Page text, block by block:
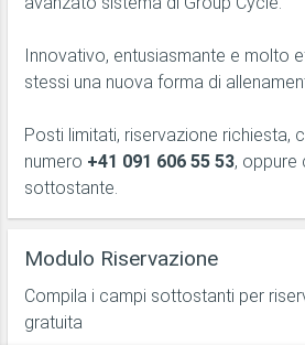
Innovativo, entusiasmante e molto
stessi una nuova forma di
Posti limitati, riservazione richiesta,
numero +41 091 606 55 53, oppure
sottostante.
Modulo Riservazione
Compila i campi sottostanti per
gratuita